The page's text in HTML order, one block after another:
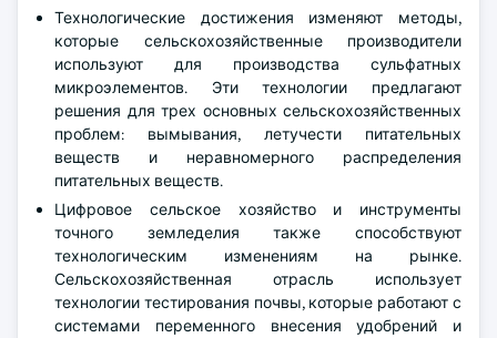
Технологические достижения изменяют методы,
которые сельскохозяйственные производители
используют для производства сульфатных
микроэлементов. Эти технологии предлагают
решения для трех основных сельскохозяйственных
проблем: вымывания, летучести питательных
веществ и неравномерного распределения
питательных веществ.
Цифровое сельское хозяйство и инструменты
точного земледелия также способствуют
технологическим изменениям на рынке.
Сельскохозяйственная отрасль использует
технологии тестирования почвы, которые работают с
системами переменного внесения удобрений и